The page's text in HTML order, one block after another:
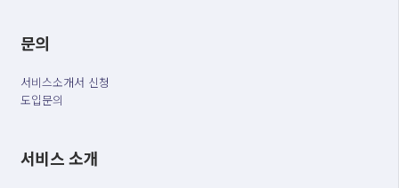
문의
서비스소개서 신청
도입문의
서비스 소개